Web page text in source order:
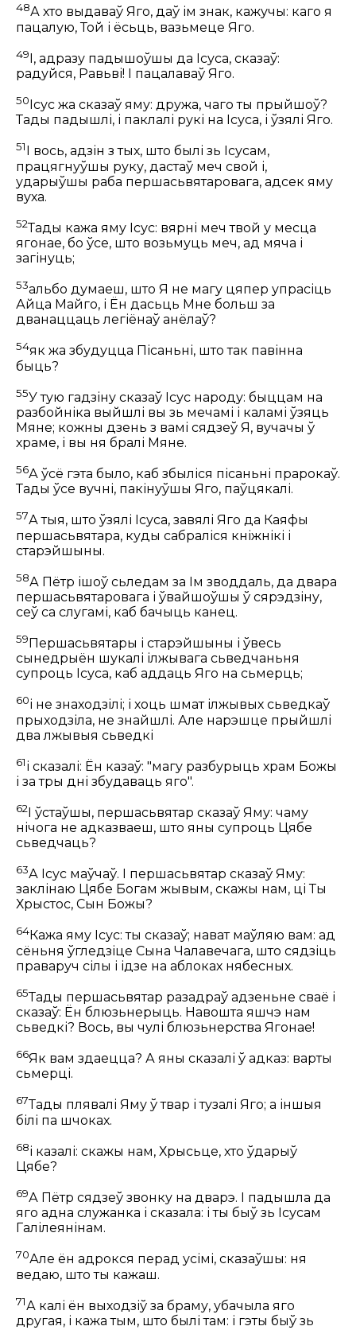
48А хто выдаваў Яго, даў ім знак, кажучы: каго я
пацалую, Той і ёсьць, вазьмеце Яго.
49І, адразу падышоўшы да Ісуса, сказаў:
радуйся, Равьві! І пацалаваў Яго.
50 Ісус жа сказаў яму: дружа, чаго ты прыйшоў?
Тады падышлі, і паклалі рукі на Ісуса, і ўзялі Яго.
51
І вось, адзін з тых, што былі зь Ісусам,
працягнуўшы руку, дастаў меч свой і,
ударыўшы раба першасьвятаровага, адсек яму
вуха.
52Тады кажа яму Ісус: вярні меч твой у месца
ягонае, бо ўсе, што возьмуць меч, ад мяча і
загінуць;
53альбо думаеш, што Я не магу цяпер упрасіць
Айца Майго, і Ён дасьць Мне больш за
дванаццаць легіёнаў анёлаў?
54як жа збудуцца Пісаньні, што так павінна
быць?
55У тую гадзіну сказаў Ісус народу: быццам на
разбойніка выйшлі вы зь мечамі і каламі ўзяць
Мяне; кожны дзень з вамі сядзеў Я, вучачы ў
храме, і вы ня бралі Мяне.
56А ўсё гэта было, каб збыліся пісаньні прарокаў.
Тады ўсе вучні, пакінуўшы Яго, паўцякалі.
57А тыя, што ўзялі Ісуса, завялі Яго да Каяфы
першасьвятара, куды сабраліся кніжнікі і
старэйшыны.
58А Пётр ішоў сьледам за Ім зводдаль, да двара
першасьвятаровага і ўвайшоўшы ў сярэдзіну,
сеў са слугамі, каб бачыць канец.
59 Першасьвятары і старэйшыны і ўвесь
сынедрыён шукалі ілжывага сьведчаньня
супроць Ісуса, каб аддаць Яго на сьмерць;
60і не знаходзілі; і хоць шмат ілжывых сьведкаў
прыходзіла, не знайшлі. Але нарэшце прыйшлі
два лжывыя сьведкі
61і сказалі: Ён казаў: "магу разбурыць храм Божы
і за тры дні збудаваць яго".
62
І ўстаўшы, першасьвятар сказаў Яму: чаму
нічога не адказваеш, што яны супроць Цябе
сьведчаць?
63А Ісус маўчаў. І першасьвятар сказаў Яму:
заклінаю Цябе Богам жывым, скажы нам, ці Ты
Хрыстос, Сын Божы?
64Кажа яму Ісус:ты сказаў; нават маўляю вам: ад
сёньня ўгледзіце Сына Чалавечага, што сядзіць
праваруч сілы і ідзе на аблоках нябесных.
65Тады першасьвятар разадраў адзеньне сваё і
сказаў: Ён блюзьнерыць. Навошта яшчэ нам
сьведкі? Вось, вы чулі блюзьнерства Ягонае!
66Як вам здаецца? А яны сказалі ў адказ: варты
сьмерці.
67Тады плявалі Яму ў твар і тузалі Яго; а іншыя
білі па шчоках.
68і казалі: скажы нам, Хрысьце, хто ўдарыў
Цябе?
69А Пётр сядзеў звонку на дварэ. І падышла да
яго адна служанка і сказала: і ты быў зь Ісусам
Галілеянінам.
70Але ён адрокся перад усімі, сказаўшы: ня
ведаю, што ты кажаш.
71А калі ён выходзіў за браму, убачыла яго
другая, і кажа тым, што былі там: і гэты быў зь